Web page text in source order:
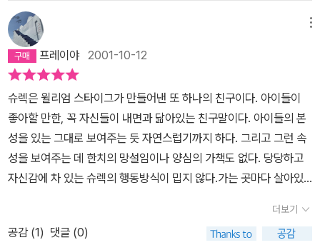
이 절대 물러섬이 없다. 50보 100보다. 어쨌든, 그러니까 더 찰떡 궁
합이다. 끝내 결혼에 골인하는 두 사람.동화 속에서는 예쁜 공주님과
멋진 왕자님이 늘 주인공이었으니, 이런 주인공이 나오는 것도 즐겁
고 재밌다. 그러고 보면 윌리엄 스타이그의 책들 중에는 이렇게 비주
류 중의 비주류적인 이야기가 곧잘 있었다는 생각이 든다. 엉망진창
섬이 바로 그 주인공!1907년에 태어나서 2003년에 돌아가셨다. 거
의 100세 가까이 사셨구나.어린이들에게 기꺼이 친구가 되어준 그의
작품들은 100년을 더 이어갈 테지. 아름다운 흔적이다.
모습이죠.. 둘이 처음에 만날때 읊조리는 시를 들어보면 안 웃고는 도
저히 견딜수 없을 정도입니다. '오, 소름끼치는 그대, 푸른 입술과 붉
은 눈동자, 시뻘건 다래끼, 나를 사로잡네. 이밖에도 많고 많지만 나도
알고 당신도 알지. 내가 사랑하는 까닭은 바로-당신은 너무나 못생겼
기에!' 이번에는 공주가 말합니다. 그대의 코는 털로 복슬복슬. 오. 더
이상 주저하지 말아요. 당신의 모습은 너무나 소름끼쳐요. 우리 결혼
해요.마지막 장면에서 악어의 주례로 슈렉과 공주는 결혼을 합니다.
정말 궁금한 것은 근엄한 표정으로 안경을 쓴 악어는 무슨 말을 했는
지입니다. 우리 아이는 그 이후에 어떻게 될것 같으냐고 물으니 결혼
해서 아이들을 많이 낳았을 것 같대요. 꿈속에서 슈렉을 안고 뽀뽀하
려는 아이들이 아마 슈렉의 자녀로 태어났을 것 같다면서 무척 재미
있어 하는 아이의 모습을 보고 이런 책도 아이들한테는 필요하다는
프레이야2001-10-12
슈렉은 윌리엄 스타이그가 만들어낸 또 하나의 친구이다. 아이들이
좋아할 만한, 꼭 자신들이 내면과 닮아있는 친구말이다. 아이들의 본
성을 있는 그대로 보여주는 듯 자연스럽기까지 하다. 그리고 그런 속
성을 보여주는 데 한치의 망설임이나 양심의 가책도 없다. 당당하고
자신감에 차 있는 슈렉의 행동방식이 밉지 않다.가는 곳마다 살아있
않는다. 오히려 재미있어 하는 짖궂음이 마치 세살 아이같다. 슈렉은
오직 자신의 짝인 세상에서 가장 못생긴 공주만을 찾으러 거침없이
더보기
공감 (1) 댓글 (0)